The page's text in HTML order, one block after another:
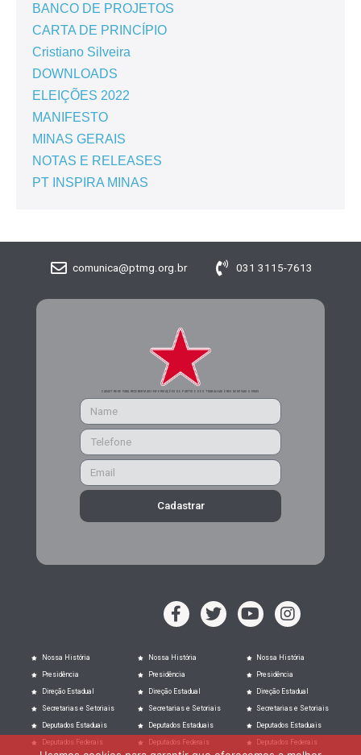
BANCO DE PROJETOS
CARTA DE PRINCÍPIO
Cristiano Silveira
DOWNLOADS
ELEIÇÕES 2022
MANIFESTO
MINAS GERAIS
NOTAS E RELEASES
PT INSPIRA MINAS
comunica@ptmg.org.br 031 3115-7613
CADASTRE-SE PARA RECEBER MAIS INFORMAÇÕES DO PARTIDO DOS TRABALHADORES DE MINAS GERAIS
Cadastrar
Nossa História
Presidência
Direção Estadual
Secretarias e Setoriais
Deputados Estaduais
Deputados Federais
Nossa História
Presidência
Direção Estadual
Secretarias e Setoriais
Deputados Estaduais
Deputados Federais
Nossa História
Presidência
Direção Estadual
Secretarias e Setoriais
Deputados Estaduais
Deputados Federais